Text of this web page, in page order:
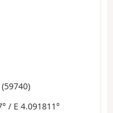
(59740)
/ E 4.091811°